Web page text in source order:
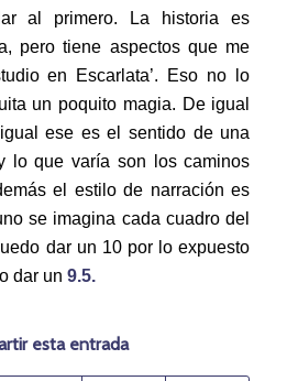
al primero. La historia es
pero tiene aspectos que me
en Escarlata’. Eso no lo
un poquito magia. De igual
ese es el sentido de una
lo que varía son los caminos
el estilo de narración es
se imagina cada cuadro del
dar un 10 por lo expuesto
dar un 9.5.
esta entrada